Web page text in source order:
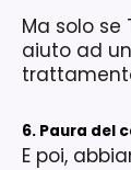
Ma solo
aiuto ad
6. Paura del
E poi,